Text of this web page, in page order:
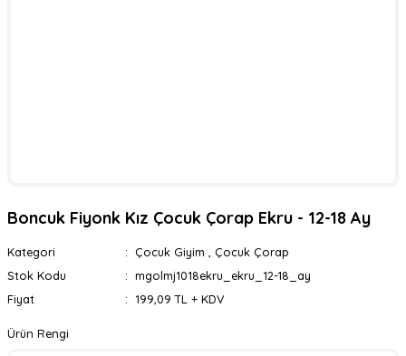
Boncuk Fiyonk Kız Çocuk Çorap Ekru - 12-18 Ay
Kategori Çocuk Giyim
Çocuk Çorap
Stok Kodu
mgolmj1018ekru_ekru_12-18_ay
Fiyat
199,09 TL + KDV
Ürün Rengi